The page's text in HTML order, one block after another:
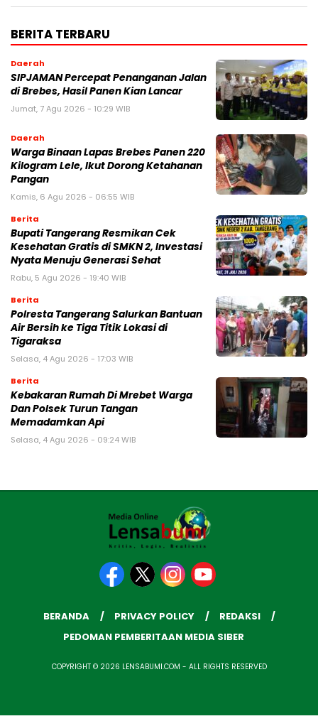
BERITA TERBARU
Daerah
SIPJAMAN Percepat Penanganan Jalan
di Brebes, Hasil Panen Kian Lancar
Jumat, 7 Agu 2026 - 10:29 WIB
Daerah
Warga Binaan Lapas Brebes Panen 220
Kilogram Lele, Ikut Dorong Ketahanan
Pangan
Kamis, 6 Agu 2026 - 06:55 WIB
Berita
‎Bupati Tangerang Resmikan Cek
Kesehatan Gratis di SMKN 2, Investasi
Nyata Menuju Generasi Sehat
Rabu, 5 Agu 2026 - 19:40 WIB
Berita
Polresta Tangerang Salurkan Bantuan
Air Bersih ke Tiga Titik Lokasi di
Tigaraksa
Selasa, 4 Agu 2026 - 17:03 WIB
Berita
Kebakaran Rumah Di Mrebet Warga
Dan Polsek Turun Tangan
Memadamkan Api
Selasa, 4 Agu 2026 - 09:24 WIB
BERANDA PRIVACY POLICY
REDAKSI
PEDOMAN PEMBERITAAN MEDIA SIBER
COPYRIGHT © 2026 LENSABUMI.COM - ALL RIGHTS RESERVED